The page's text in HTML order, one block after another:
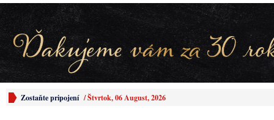
Zostaňte pripojení /Štvrtok, 06 August, 2026